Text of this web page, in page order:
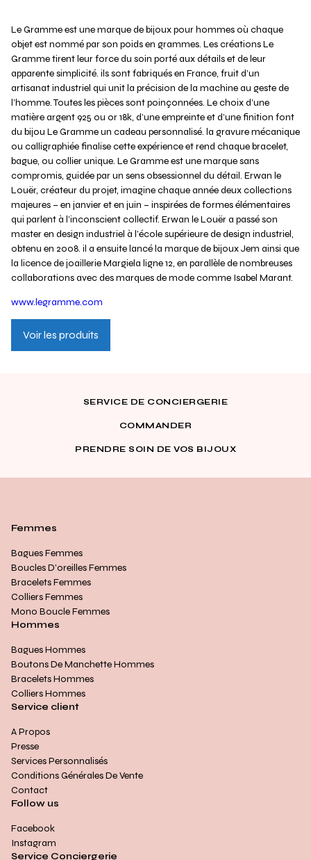
Le Gramme est une marque de bijoux pour hommes où chaque
objet est nommé par son poids en grammes. Les créations Le
Gramme tirent leur force du soin porté aux détails et de leur
apparente simplicité. ils sont fabriqués en France, fruit d’un
artisanat industriel qui unit la précision de la machine au geste de
l’homme. Toutes les pièces sont poinçonnées. Le choix d’une
matière argent 925 ou or 18k, d’une empreinte et d’une finition font
du bijou Le Gramme un cadeau personnalisé. la gravure mécanique
ou calligraphiée finalise cette expérience et rend chaque bracelet,
bague, ou collier unique. Le Gramme est une marque sans
compromis, guidée par un sens obsessionnel du détail. Erwan le
Louër, créateur du projet, imagine chaque année deux collections
majeures – en janvier et en juin – inspirées de formes élémentaires
qui parlent à l’inconscient collectif. Erwan le Louër a passé son
master en design industriel à l’école supérieure de design industriel,
obtenu en 2008. il a ensuite lancé la marque de bijoux Jem ainsi que
la licence de joaillerie Margiela ligne 12, en parallèle de nombreuses
collaborations avec des marques de mode comme Isabel Marant.
www.legramme.com
Voir les produits
SERVICE DE CONCIERGERIE
COMMANDER
PRENDRE SOIN DE VOS BIJOUX
Femmes
Bagues Femmes
Boucles D’oreilles Femmes
Bracelets Femmes
Colliers Femmes
Mono Boucle Femmes
Hommes
Bagues Hommes
Boutons De Manchette Hommes
Bracelets Hommes
Colliers Hommes
Service client
A Propos
Presse
Services Personnalisés
Conditions Générales De Vente
Contact
Follow us
Facebook
Instagram
Service Conciergerie